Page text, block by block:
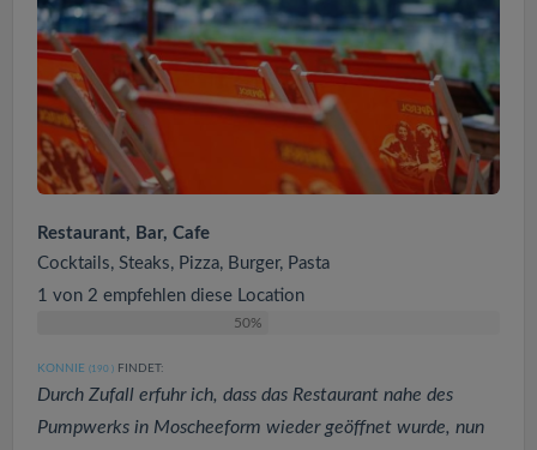
Restaurant, Bar, Cafe
Cocktails, Steaks, Pizza, Burger, Pasta
1 von 2 empfehlen diese Location
50%
KONNIE (190 ) FINDET:
Durch Zufall erfuhr ich, dass das Restaurant nahe des
Pumpwerks in Moscheeform wieder geöffnet wurde, nun